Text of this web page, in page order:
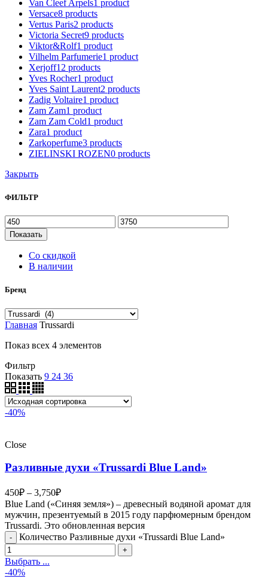
Van Cleef Arpels1 product
Versace8 products
Vertus Paris2 products
Victoria Secret9 products
Viktor&Rolf1 product
Vilhelm Parfumerie1 product
Xerjoff12 products
Yves Rocher1 product
Yves Saint Laurent2 products
Zadig Voltaire1 product
Zam Zam1 product
Zam Zam Cold1 product
Zara1 product
Zarkoperfume3 products
ZIELINSKI ROZEN0 products
Закрыть
ФИЛЬТР
Показать
Со скидкой
В наличии
Бренд
Главная Trussardi
Показ всех 4 элементов
Фильтр
Показать 9 24 36
-40%
Close
Разливные духи «Trussardi Blue Land»
450₽ – 3,750₽
Blue Land («Синяя земля») – древесный водяной аромат для
мужчин, презентуемый в 2015 году парфюмерным брендом
Trussardi. Это обновленная версия
Количество Разливные духи «Trussardi Blue Land»
Выбрать ...
-40%